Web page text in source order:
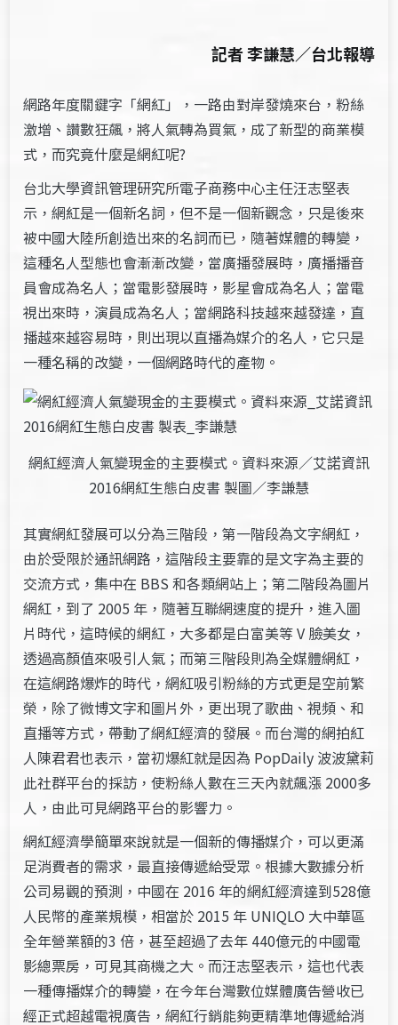
記者 李謙慧／台北報導
網路年度關鍵字「網紅」，一路由對岸發燒來台，粉絲
激增、讚數狂飆，將人氣轉為買氣，成了新型的商業模
式，而究竟什麼是網紅呢?
台北大學資訊管理研究所電子商務中心主任汪志堅表
示，網紅是一個新名詞，但不是一個新觀念，只是後來
被中國大陸所創造出來的名詞而已，隨著媒體的轉變，
這種名人型態也會漸漸改變，當廣播發展時，廣播播音
員會成為名人；當電影發展時，影星會成為名人；當電
視出來時，演員成為名人；當網路科技越來越發達，直
播越來越容易時，則出現以直播為媒介的名人，它只是
一種名稱的改變，一個網路時代的產物。
網紅經濟人氣變現金的主要模式。資料來源／艾諾資訊
2016網紅生態白皮書 製圖／李謙慧
其實網紅發展可以分為三階段，第一階段為文字網紅，
由於受限於通訊網路，這階段主要靠的是文字為主要的
交流方式，集中在 BBS 和各類網站上；第二階段為圖片
網紅，到了 2005 年，隨著互聯網速度的提升，進入圖
片時代，這時候的網紅，大多都是白富美等 V 臉美女，
透過高顏值來吸引人氣；而第三階段則為全媒體網紅，
在這網路爆炸的時代，網紅吸引粉絲的方式更是空前繁
榮，除了微博文字和圖片外，更出現了歌曲、視頻、和
直播等方式，帶動了網紅經濟的發展。而台灣的網拍紅
人陳君君也表示，當初爆紅就是因為 PopDaily 波波黛莉
此社群平台的採訪，使粉絲人數在三天內就飆漲 2000多
人，由此可見網路平台的影響力。
網紅經濟學簡單來說就是一個新的傳播媒介，可以更滿
足消費者的需求，最直接傳遞給受眾。根據大數據分析
公司易觀的預測，中國在 2016 年的網紅經濟達到528億
人民幣的產業規模，相當於 2015 年 UNIQLO 大中華區
全年營業額的3 倍，甚至超過了去年 440億元的中國電
影總票房，可見其商機之大。而汪志堅表示，這也代表
一種傳播媒介的轉變，在今年台灣數位媒體廣告營收已
經正式超越電視廣告，網紅行銷能夠更精準地傳遞給消